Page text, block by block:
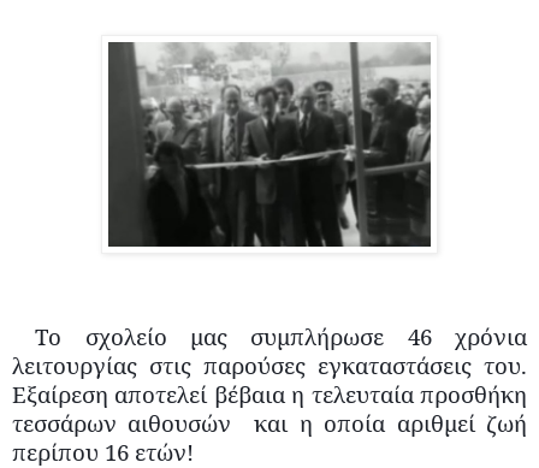
Tο σχολείο μας συμπλήρωσε 46 χρόνια
λειτουργίας στις παρούσες εγκαταστάσεις του.
Εξαίρεση αποτελεί βέβαια η τελευταία προσθήκη
τεσσάρων αιθουσών και η οποία αριθμεί ζωή
περίπου 16 ετών!